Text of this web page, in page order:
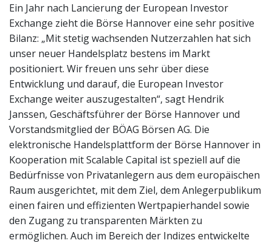
Ein Jahr nach Lancierung der European Investor
Exchange zieht die Börse Hannover eine sehr positive
Bilanz: „Mit stetig wachsenden Nutzerzahlen hat sich
unser neuer Handelsplatz bestens im Markt
positioniert. Wir freuen uns sehr über diese
Entwicklung und darauf, die European Investor
Exchange weiter auszugestalten“, sagt Hendrik
Janssen, Geschäftsführer der Börse Hannover und
Vorstandsmitglied der BÖAG Börsen AG. Die
elektronische Handelsplattform der Börse Hannover in
Kooperation mit Scalable Capital ist speziell auf die
Bedürfnisse von Privatanlegern aus dem europäischen
Raum ausgerichtet, mit dem Ziel, dem Anlegerpublikum
einen fairen und effizienten Wertpapierhandel sowie
den Zugang zu transparenten Märkten zu
ermöglichen. Auch im Bereich der Indizes entwickelte